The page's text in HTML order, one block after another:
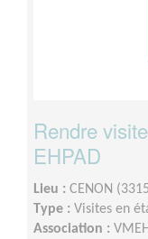
Rendre
EHPAD
Lieu : CENON
Type : Visites en
Association :